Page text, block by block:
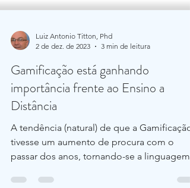
2 de dez. de 2023
3 min de leitura
Gamificação está ganhando
importância frente ao Ensino a
Distância
A tendência (natural) de que a Gamificação
tivesse um aumento de procura com o
passar dos anos, tornando-se a linguagem